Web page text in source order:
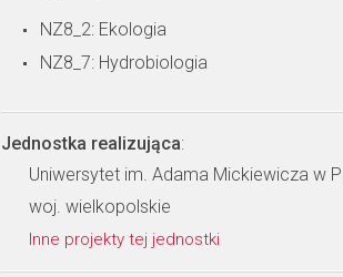
NZ8_2: Ekologia
NZ8_7: Hydrobiologia
Jednostka realizująca:
Uniwersytet im. Adama Mickiewicza w
woj. wielkopolskie
Inne projekty tej jednostki